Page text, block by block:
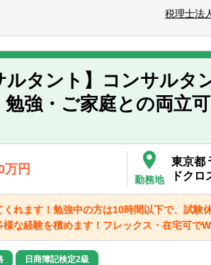
部ではなくクライアントの税務に一環して
税理士法
ルタント】コンサルタ
強・ご家庭との両立可
万円
勤務地
東京都
ドク
くれます！勉強中の方は10時間以下で、試験
様な経験を積めます！フレックス・在宅可で
日商簿記検定2級